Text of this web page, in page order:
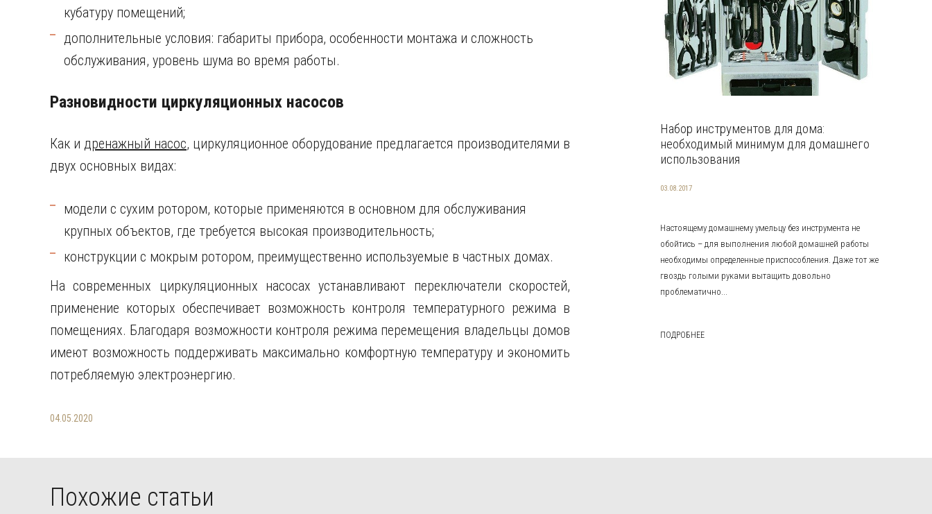
кубатуру помещений;
дополнительные условия: габариты прибора, особенности монтажа и сложность
обслуживания, уровень шума во время работы.
Разновидности циркуляционных насосов
Как и дренажный насос, циркуляционное оборудование предлагается производителями в
двух основных видах:
модели с сухим ротором, которые применяются в основном для обслуживания
крупных объектов, где требуется высокая производительность;
конструкции с мокрым ротором, преимущественно используемые в частных домах.
На современных циркуляционных насосах устанавливают переключатели скоростей,
применение которых обеспечивает возможность контроля температурного режима в
помещениях. Благодаря возможности контроля режима перемещения владельцы домов
имеют возможность поддерживать максимально комфортную температуру и экономить
потребляемую электроэнергию.
04.05.2020
Набор инструментов для дома:
необходимый минимум для домашнего
использования
03.08.2017
Настоящему домашнему умельцу без инструмента не
обойтись – для выполнения любой домашней работы
необходимы определенные приспособления. Даже тот же
гвоздь голыми руками вытащить довольно
проблематично...
ПОДРОБНЕЕ
Похожие статьи